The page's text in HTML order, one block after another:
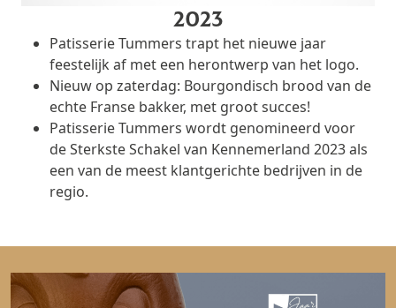
2023
Patisserie Tummers trapt het nieuwe jaar
feestelijk af met een herontwerp van het logo.
Nieuw op zaterdag: Bourgondisch brood van de
echte Franse bakker, met groot succes!
Patisserie Tummers wordt genomineerd voor
de Sterkste Schakel van Kennemerland 2023 als
een van de meest klantgerichte bedrijven in de
regio.